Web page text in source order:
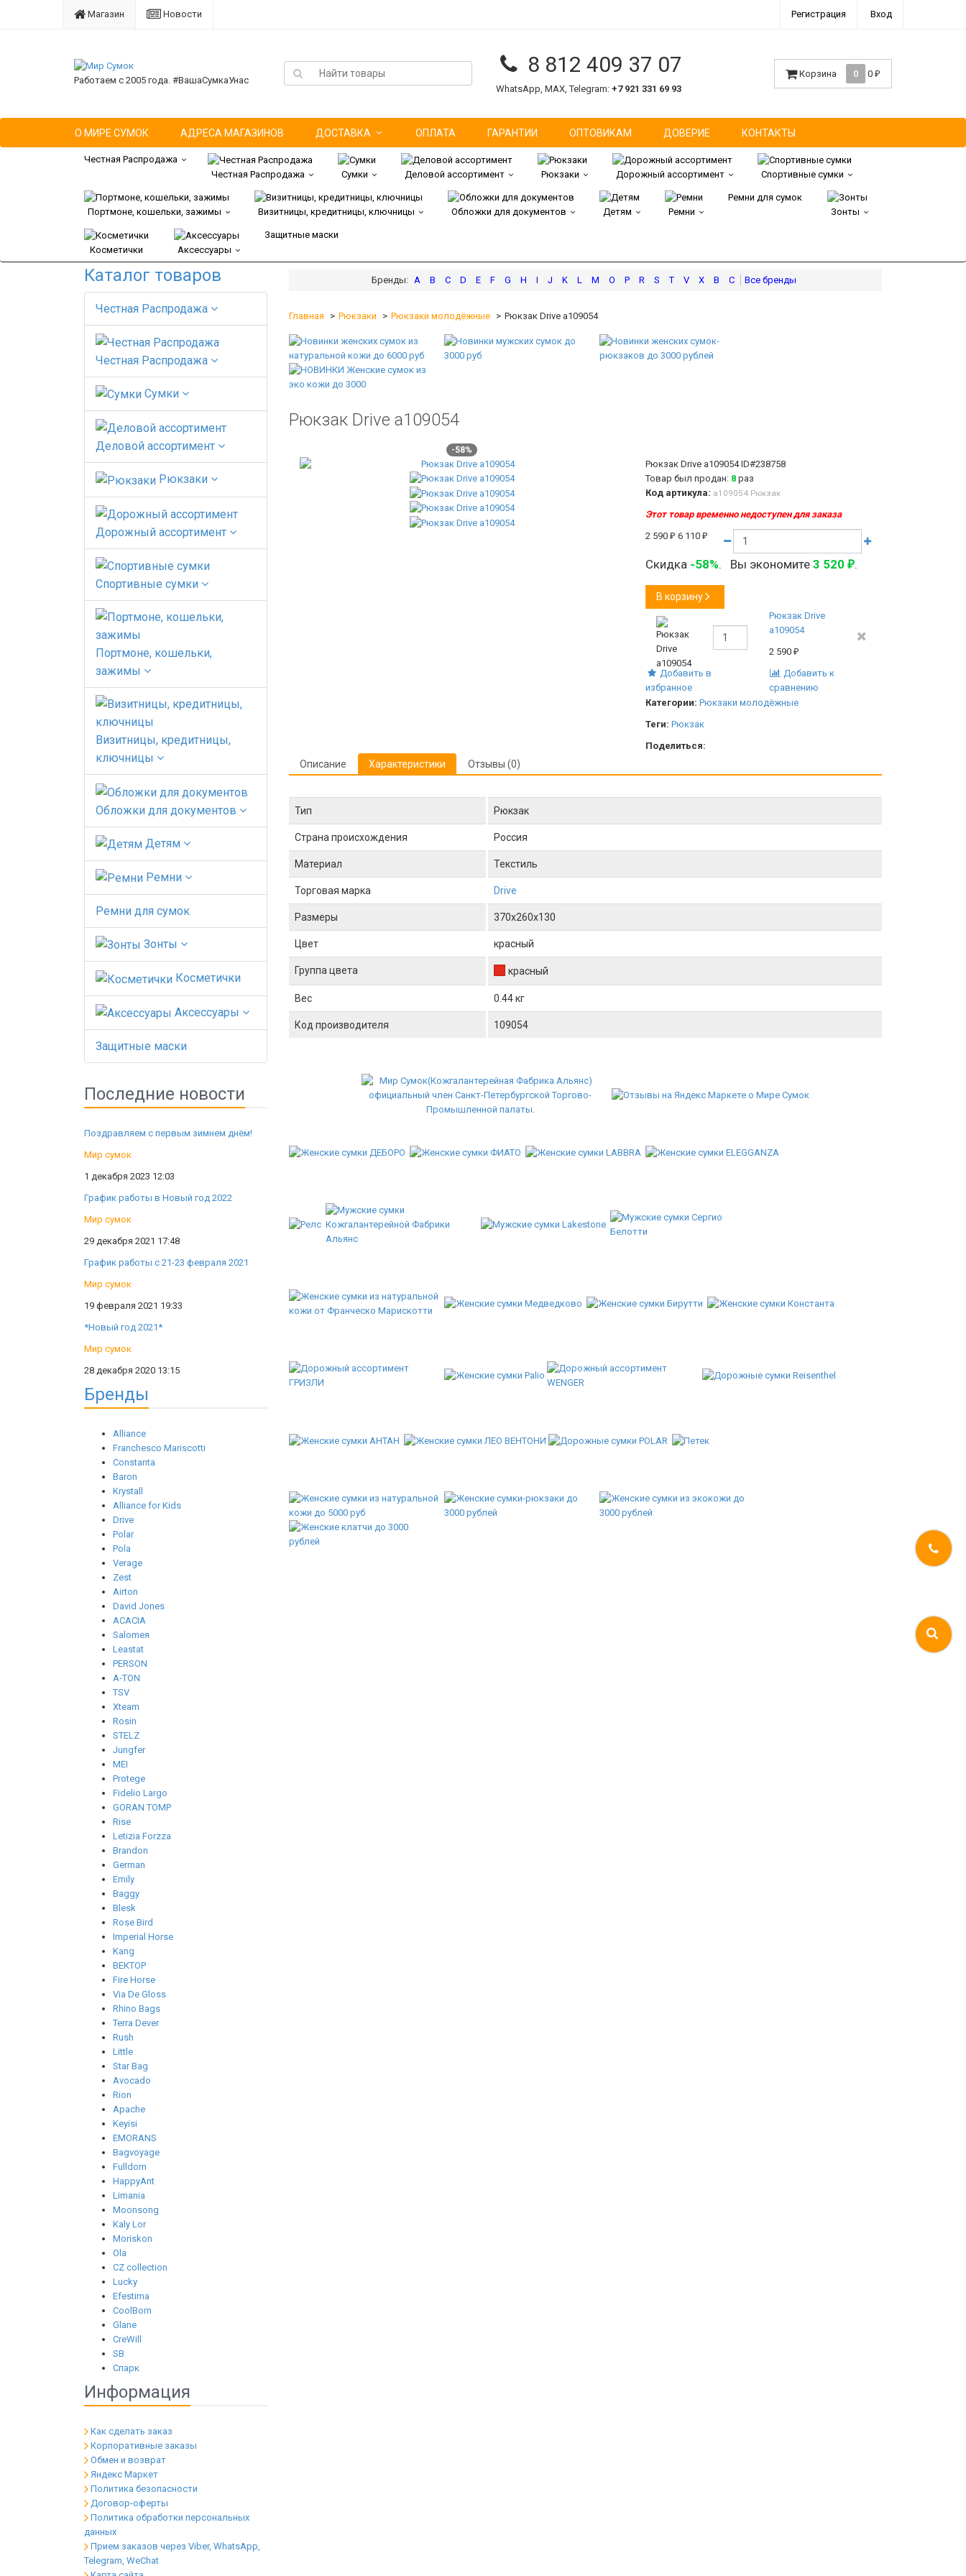
Магазин Новости Регистрация Вход
Работаем с 2005 года. #ВашаСумкаУнас
8 812 409 37 07
WhatsApp, MAX, Telegram: +7 921 331 69 93
Корзина 0 0 ₽
О МИРЕ СУМОК АДРЕСА МАГАЗИНОВ ДОСТАВКА ОПЛАТА ГАРАНТИИ ОПТОВИКАМ ДОВЕРИЕ КОНТАКТЫ
Честная Распродажа
Честная Распродажа
Сумки Деловой ассортимент Рюкзаки Дорожный ассортимент Спортивные сумки
Портмоне, кошельки, зажимы Визитницы, кредитницы, ключницы Обложки для документов Детям Ремни
Ремни для сумок
Зонты
Косметички Аксессуары
Защитные маски
Каталог товаров
Честная Распродажа
Честная Распродажа
Сумки
Деловой ассортимент
Рюкзаки
Дорожный ассортимент
Спортивные сумки
Портмоне, кошельки,
зажимы
Визитницы, кредитницы,
ключницы
Обложки для документов
Детям
Ремни
Ремни для сумок
Зонты
Косметички
Аксессуары
Защитные маски
Последние новости
Поздравляем с первым зимнем днём!
Мир сумок
1 декабря 2023 12:03
График работы в Новый год 2022
Мир сумок
29 декабря 2021 17:48
График работы с 21-23 февраля 2021
Мир сумок
19 февраля 2021 19:33
*Новый год 2021*
Мир сумок
28 декабря 2020 13:15
Бренды
Alliance
Franchesco Mariscotti
Constanta
Baron
Krystall
Alliance for Kids
Drive
Polar
Pola
Verage
Zest
Airton
David Jones
ACACIA
Salomeя
Leastat
PERSON
A-TON
TSV
Xteam
Rosin
STELZ
Jungfer
MEI
Protege
Fidelio Largo
GORAN TOMP
Rise
Letizia Forzza
Brandon
German
Emily
Baggy
Blesk
Rose Bird
Imperial Horse
Kang
ВЕКТОР
Fire Horse
Via De Gloss
Rhino Bags
Terra Dever
Rush
Little
Star Bag
Avocado
Rion
Apache
Keyisi
EMORANS
Bagvoyage
Fulldorn
HappyAnt
Limania
Moonsong
Kaly Lor
Moriskon
Ola
CZ collection
Lucky
Efestima
CoolBorn
Glane
CreWill
SB
Спарк
Информация
Как сделать заказ
Корпоративные заказы
Обмен и возврат
Яндекс Маркет
Политика безопасности
Договор-оферты
Политика обработки персональных
данных
Прием заказов через Viber, WhatsApp,
Telegram, WeChat
A B C D E F G H I J K L M O P R S T V X В С
Главная Рюкзаки Рюкзаки молодёжные Рюкзак Drive а109054
Рюкзак Drive а109054
-58%
Рюкзак Drive а109054ID#238758
Товар был продан: 8 раз
Код артикула: а109054 Рюкзак
Этот товар временно недоступен для заказа
2 590₽ 6 110₽
Скидка -58%. Вы экономите3 520₽.
В корзину
Рюкзак Drive
а109054
2 590₽
Добавить в
избранное
Добавить к
сравнению
Категории: Рюкзаки молодёжные
Теги: Рюкзак
Поделиться:
Описание Характеристики Отзывы (0)
Тип Рюкзак
Страна происхождения Россия
Материал Текстиль
Торговая марка Drive
Размеры 370x260x130
Цвет красный
Группа цвета красный
Вес 0.44 кг
Код производителя 109054